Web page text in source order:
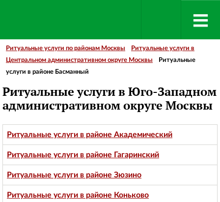
Ритуальные услуги по районам Москвы
Ритуальные услуги в
Центральном административном округе Москвы
Ритуальные
услуги в районе Басманный
Ритуальные услуги в Юго-Западном
административном округе Москвы
Ритуальные услуги в районе Академический
Ритуальные услуги в районе Гагаринский
Ритуальные услуги в районе Зюзино
Ритуальные услуги в районе Коньково